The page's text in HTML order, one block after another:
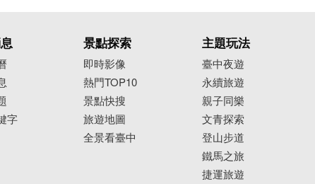
字
景點探索
即時影像
熱門TOP10
景點快搜
旅遊地圖
全景看臺中
主題玩法
臺中夜遊
永續旅遊
親子同樂
文青探索
登山步道
鐵馬之旅
捷運旅遊